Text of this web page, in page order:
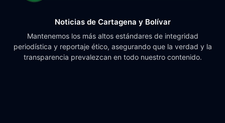
Noticias de Cartagena y Bolívar
Mantenemos los más altos estándares de integridad
periodística y reportaje ético, asegurando que la verdad y la
transparencia prevalezcan en todo nuestro contenido.